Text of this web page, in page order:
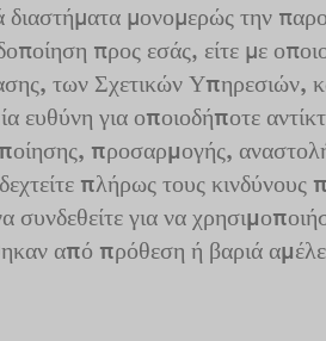
διαστήματα μονομερώς την
προς εσάς, είτε με
των Σχετικών Υπηρεσιών,
ευθύνη για οποιοδήποτε
προσαρμογής,
πλήρως τους κινδύνους
για να
από πρόθεση ή βαριά